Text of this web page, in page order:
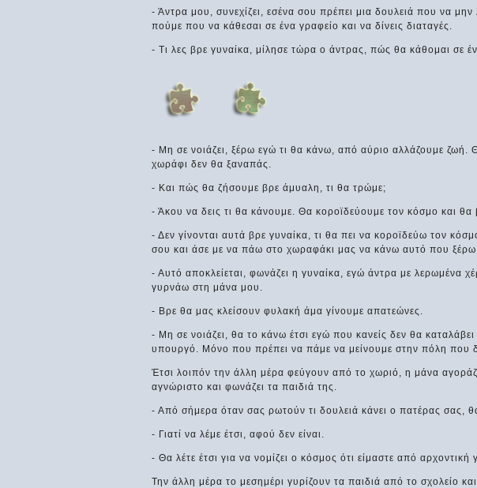
- Άντρα μου, συνεχίζει, εσένα σου πρέπει μια δουλειά που να
πούμε που να κάθεσαι σε ένα γραφείο και να δίνεις διαταγές.
- Τι λες βρε γυναίκα, μίλησε τώρα ο άντρας, πώς θα κάθομαι σε
- Μη σε νοιάζει, ξέρω εγώ τι θα κάνω, από αύριο αλλάζουμε ζωή.
χωράφι δεν θα ξαναπάς.
- Και πώς θα ζήσουμε βρε άμυαλη, τι θα τρώμε;
- Άκου να δεις τι θα κάνουμε. Θα κοροϊδεύουμε τον κόσμο και θα
- Δεν γίνονται αυτά βρε γυναίκα, τι θα πει να κοροϊδεύω τον
σου και άσε με να πάω στο χωραφάκι μας να κάνω αυτό που
- Αυτό αποκλείεται, φωνάζει η γυναίκα, εγώ άντρα με λερωμένα
γυρνάω στη μάνα μου.
- Βρε θα μας κλείσουν φυλακή άμα γίνουμε απατεώνες.
- Μη σε νοιάζει, θα το κάνω έτσι εγώ που κανείς δεν θα καταλάβει
υπουργό. Μόνο που πρέπει να πάμε να μείνουμε στην πόλη που
Έτσι λοιπόν την άλλη μέρα φεύγουν από το χωριό, η μάνα
αγνώριστο και φωνάζει τα παιδιά της.
- Από σήμερα όταν σας ρωτούν τι δουλειά κάνει ο πατέρας σας,
- Γιατί να λέμε έτσι, αφού δεν είναι.
- Θα λέτε έτσι για να νομίζει ο κόσμος ότι είμαστε από αρχοντική
Την άλλη μέρα το μεσημέρι γυρίζουν τα παιδιά από το σχολείο